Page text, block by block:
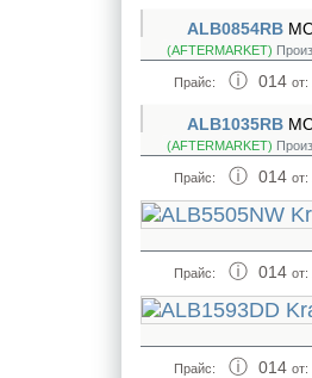
ALB0854RB
(AFTERMARKET)
Прайс: 014 от:
ALB1035RB
(AFTERMARKET)
Прайс: 014 от:
Прайс: 014 от:
Прайс: 014 от: